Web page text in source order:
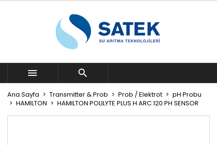
 
Ana Sayfa Transmitter & Prob Prob / Elektrot
pH Probu
HAMILTON
HAMILTON POLILYTE PLUS H ARC 120 PH SENSOR